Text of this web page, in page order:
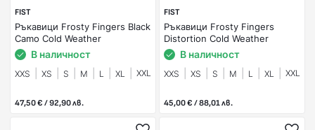
FIST
Ръкавици Frosty Fingers Black
Camo Cold Weather
В наличност
XXS XS S M L XL XXL
47,50 € / 92,90 лв.
FIST
Ръкавици Frosty Fingers
Distortion Cold Weather
В наличност
XXS XS S M L XL XXL
45,00 € / 88,01 лв.